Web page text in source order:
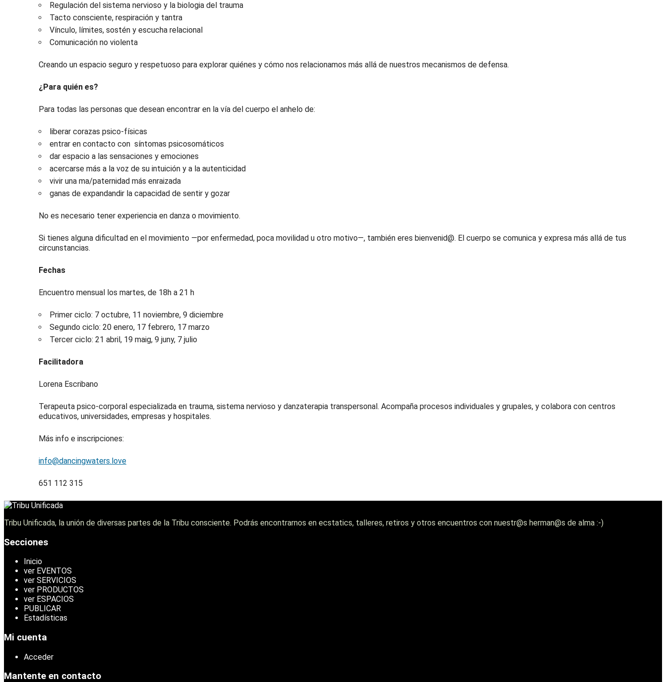
Regulación del sistema nervioso y la biologia del trauma
Tacto consciente, respiración y tantra
Vínculo, límites, sostén y escucha relacional
Comunicación no violenta
Creando un espacio seguro y respetuoso para explorar quiénes y cómo nos relacionamos más allá de nuestros mecanismos de defensa.
¿Para quién es?
Para todas las personas que desean encontrar en la vía del cuerpo el anhelo de:
liberar corazas psico-físicas
entrar en contacto con síntomas psicosomáticos
dar espacio a las sensaciones y emociones
acercarse más a la voz de su intuición y a la autenticidad
vivir una ma/paternidad más enraizada
ganas de expandandir la capacidad de sentir y gozar
No es necesario tener experiencia en danza o movimiento.
Si tienes alguna dificultad en el movimiento —por enfermedad, poca movilidad u otro motivo—, también eres bienvenid@. El cuerpo se comunica y expresa más allá de tus
circunstancias.
Fechas
Encuentro mensual los martes, de 18h a 21 h
Primer ciclo: 7 octubre, 11 noviembre, 9 diciembre
Segundo ciclo: 20 enero, 17 febrero, 17 marzo
Tercer ciclo: 21 abril, 19 maig, 9 juny, 7 julio
Facilitadora
Lorena Escribano
Terapeuta psico-corporal especializada en trauma, sistema nervioso y danzaterapia transpersonal. Acompaña procesos individuales y grupales, y colabora con centros
educativos, universidades, empresas y hospitales.
Más info e inscripciones:
evol.
sreta
wgnic
nad@o
fni
651 112 315
Tribu Unificada, la unión de diversas partes de la Tribu consciente. Podrás encontrarnos en ecstatics, talleres, retiros y otros encuentros con nuestr@s herman@s de alma :-)
Secciones
Inicio
ver EVENTOS
ver SERVICIOS
ver PRODUCTOS
ver ESPACIOS
PUBLICAR
Estadísticas
Mi cuenta
Acceder
Mantente en contacto